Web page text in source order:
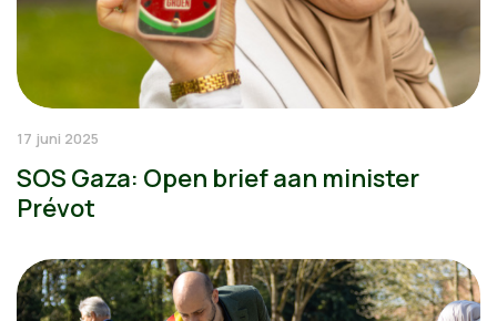
17 juni 2025
SOS Gaza: Open brief aan minister
Prévot